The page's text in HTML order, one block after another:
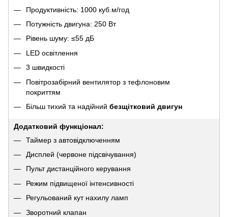
Продуктивність: 1000 куб.м/год
Потужність двигуна: 250 Вт
Рівень шуму: ≤55 дБ
LED освітлення
3 швидкості
Повітрозабірний вентилятор з тефлоновим
покриттям
Більш тихий та надійний безщітковий двигун
Додатковий функціонал:
Таймер з автовідключенням
Дисплей (червоне підсвічування)
Пульт дистанційного керування
Режим підвищеної інтенсивності
Регульований кут нахилу ламп
Зворотний клапан